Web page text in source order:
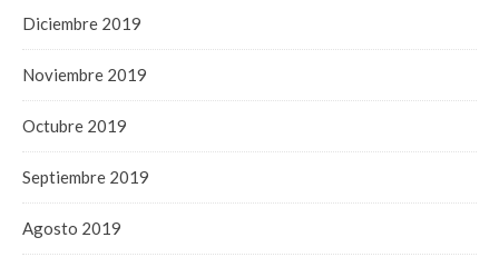
Diciembre 2019
Noviembre 2019
Octubre 2019
Septiembre 2019
Agosto 2019